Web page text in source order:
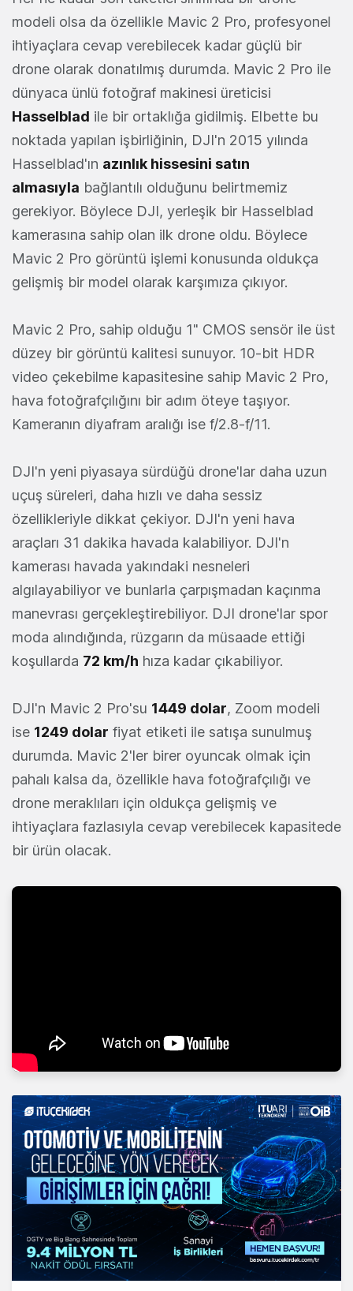
modeli olsa da özellikle Mavic 2 Pro, profesyonel
ihtiyaçlara cevap verebilecek kadar güçlü bir
drone olarak donatılmış durumda. Mavic 2 Pro ile
dünyaca ünlü fotoğraf makinesi üreticisi
Hasselblad ile bir ortaklığa gidilmiş. Elbette bu
noktada yapılan işbirliğinin, DJI'n 2015 yılında
Hasselblad'ın azınlık hissesini satın
almasıyla bağlantılı olduğunu belirtmemiz
gerekiyor. Böylece DJI, yerleşik bir Hasselblad
kamerasına sahip olan ilk drone oldu. Böylece
Mavic 2 Pro görüntü işlemi konusunda oldukça
gelişmiş bir model olarak karşımıza çıkıyor.
Mavic 2 Pro, sahip olduğu 1" CMOS sensör ile üst
düzey bir görüntü kalitesi sunuyor. 10-bit HDR
video çekebilme kapasitesine sahip Mavic 2 Pro,
hava fotoğrafçılığını bir adım öteye taşıyor.
Kameranın diyafram aralığı ise f/2.8-f/11.
DJI'n yeni piyasaya sürdüğü drone'lar daha uzun
uçuş süreleri, daha hızlı ve daha sessiz
özellikleriyle dikkat çekiyor. DJI'n yeni hava
araçları 31 dakika havada kalabiliyor. DJI'n
kamerası havada yakındaki nesneleri
algılayabiliyor ve bunlarla çarpışmadan kaçınma
manevrası gerçekleştirebiliyor. DJI drone'lar spor
moda alındığında, rüzgarın da müsaade ettiği
koşullarda 72 km/h hıza kadar çıkabiliyor.
DJI'n Mavic 2 Pro'su 1449 dolar, Zoom modeli
ise 1249 dolar fiyat etiketi ile satışa sunulmuş
durumda. Mavic 2'ler birer oyuncak olmak için
pahalı kalsa da, özellikle hava fotoğrafçılığı ve
drone meraklıları için oldukça gelişmiş ve
ihtiyaçlara fazlasıyla cevap verebilecek kapasitede
bir ürün olacak.